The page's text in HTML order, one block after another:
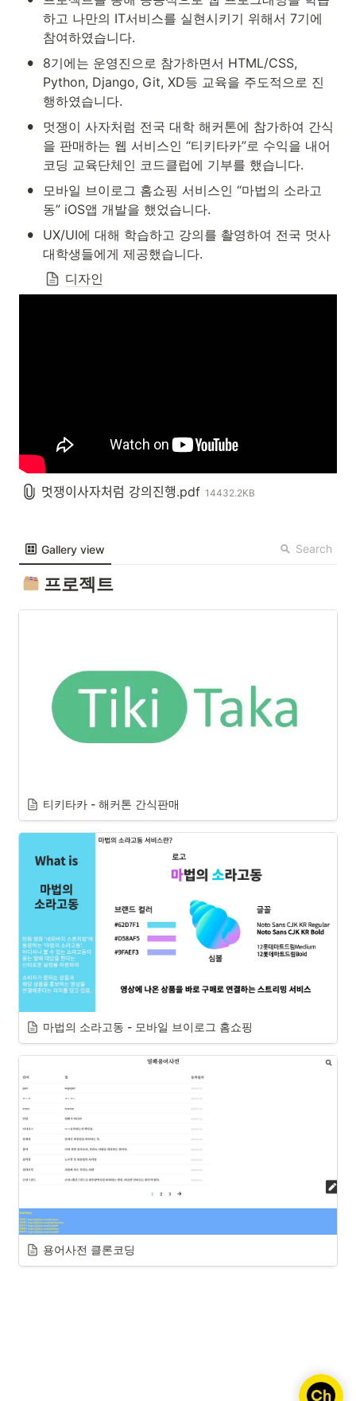
하고 나만의 IT서비스를 실현시키기 위해서 7기에
참여하였습니다.
•
8기에는 운영진으로 참가하면서 HTML/CSS,
Python, Django, Git, XD등 교육을 주도적으로 진
행하였습니다.
•
멋쟁이 사자처럼 전국 대학 해커톤에 참가하여 간식
을 판매하는 웹 서비스인 “티키타카”로 수익을 내어
코딩 교육단체인 코드클럽에 기부를 했습니다.
•
모바일 브이로그 홈쇼핑 서비스인 “마법의 소라고
동” iOS앱 개발을 했었습니다.
•
UX/UI에 대해 학습하고 강의를 촬영하여 전국 멋사
대학생들에게 제공했습니다.
디자인
멋쟁이사자처럼 강의진행.pdf 14432.2KB
Gallery view Search
프로젝트
티키타카 - 해커톤 간식판매
마법의 소라고동 - 모바일 브이로그 홈쇼핑
용어사전 클론코딩